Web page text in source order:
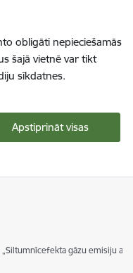
obligāti nepieciešamās
šajā vietnē var tikt
sīkdatnes.
Apstiprināt visas
gāzu emisiju